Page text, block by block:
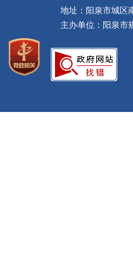
地址：阳泉市城
主办单位：阳泉